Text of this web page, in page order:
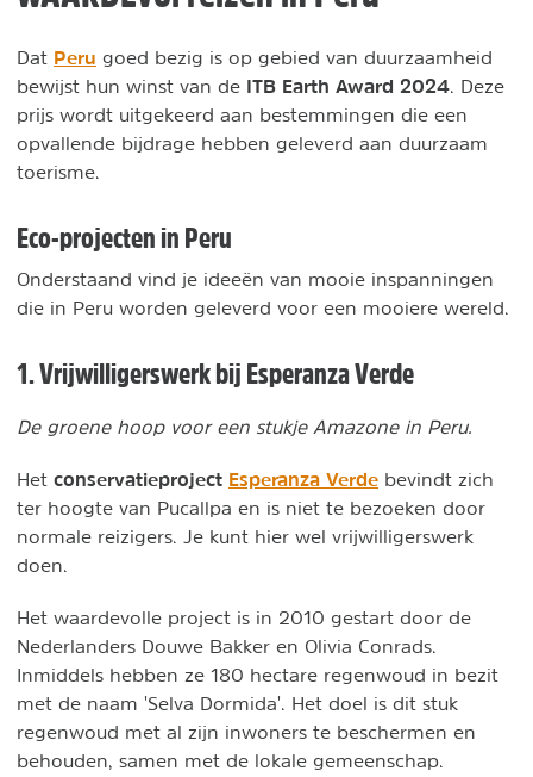
Dat Peru goed bezig is op gebied van duurzaamheid
bewijst hun winst van de ITB Earth Award 2024 . Deze
prijs wordt uitgekeerd aan bestemmingen die een
opvallende bijdrage hebben geleverd aan duurzaam
toerisme.
Eco-projecten in Peru
Onderstaand vind je ideeën van mooie inspanningen
die in Peru worden geleverd voor een mooiere wereld.
1. Vrijwilligerswerk bij Esperanza Verde
De groene hoop voor een stukje Amazone in Peru.
Het conservatieproject Esperanza Verde bevindt zich
ter hoogte van Pucallpa en is niet te bezoeken door
normale reizigers. Je kunt hier wel vrijwilligerswerk
doen.
Het waardevolle project is in 2010 gestart door de
Nederlanders Douwe Bakker en Olivia Conrads.
Inmiddels hebben ze 180 hectare regenwoud in bezit
met de naam 'Selva Dormida'. Het doel is dit stuk
regenwoud met al zijn inwoners te beschermen en
behouden, samen met de lokale gemeenschap.